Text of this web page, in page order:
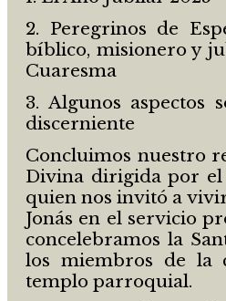
2. Peregrinos de
bíblico, misionero y
Cuaresma
3. Algunos aspectos
discerniente
Concluimos nuestro
Divina dirigida por el
quien nos invitó a
Jonás en el servicio
concelebramos la
los miembros de la
templo parroquial.